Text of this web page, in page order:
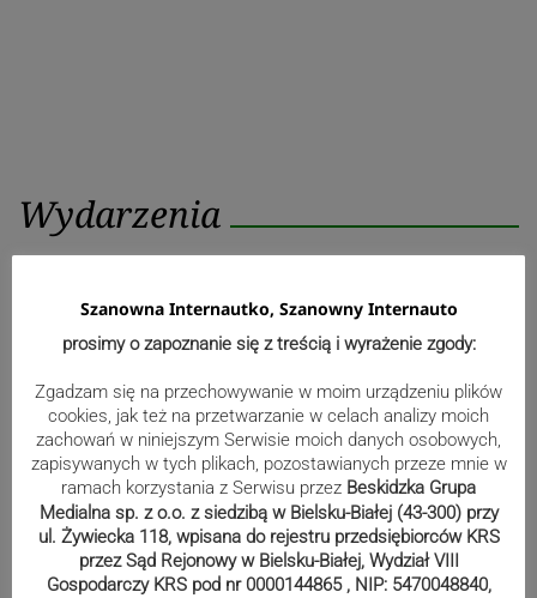
Wydarzenia
Zaginiony 82-latek. Mieszka na
Złotych Łanach
Kolarze przemknęli przez region
Szanowna Internautko, Szanowny Internauto
prosimy o zapoznanie się z treścią i wyrażenie zgody:
Zgadzam się na przechowywanie w moim urządzeniu plików
cookies, jak też na przetwarzanie w celach analizy moich
zachowań w niniejszym Serwisie moich danych osobowych,
zapisywanych w tych plikach, pozostawianych przeze mnie w
ramach korzystania z Serwisu przez Beskidzka Grupa
Medialna sp. z o.o. z siedzibą w Bielsku-Białej (43-300) przy
ul. Żywiecka 118, wpisana do rejestru przedsiębiorców KRS
przez Sąd Rejonowy w Bielsku-Białej, Wydział VIII
Gospodarczy KRS pod nr 0000144865 , NIP: 5470048840,